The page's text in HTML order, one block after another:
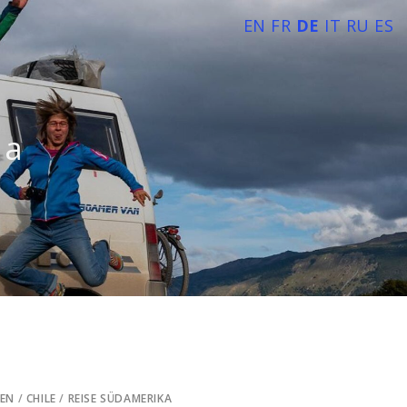
/ CHILE / REISE SÜDAMERIKA
EN FR DE IT RU ES